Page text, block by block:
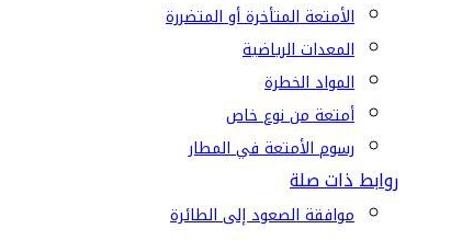
الأمتعة المتأخرة أو المتضررة
المعدات الرياضية
المواد الخطرة
أمتعة من نوع خاص
رسوم الأمتعة في المطار
روابط ذات صلة
موافقة الصعود إلى الطائرة